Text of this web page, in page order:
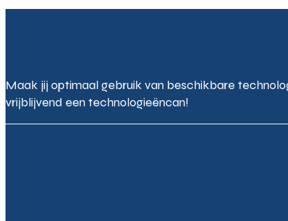
Maak jij optimaal gebruik van beschikbare
vrijblijvend een technologieëncan!